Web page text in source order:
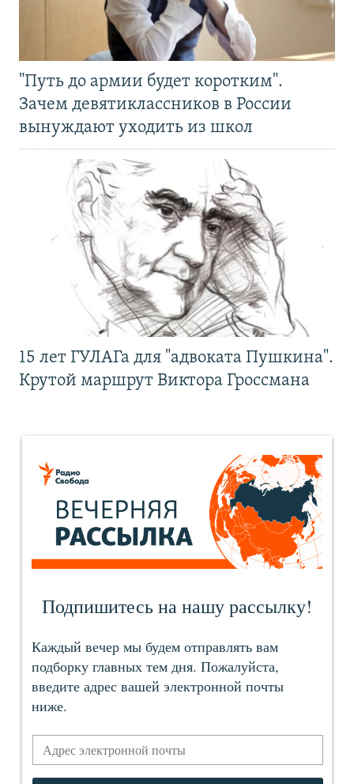
"Путь до армии будет коротким".
Зачем девятиклассников в России
вынуждают уходить из школ
15 лет ГУЛАГа для "адвоката Пушкина".
Крутой маршрут Виктора Гроссмана